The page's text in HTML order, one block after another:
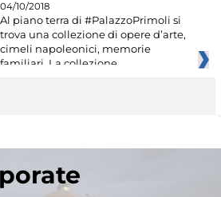
04/10/2018
Al piano terra di #PalazzoPrimoli si
trova una collezione di opere d’arte,
cimeli napoleonici, memorie
familiari. La collezione